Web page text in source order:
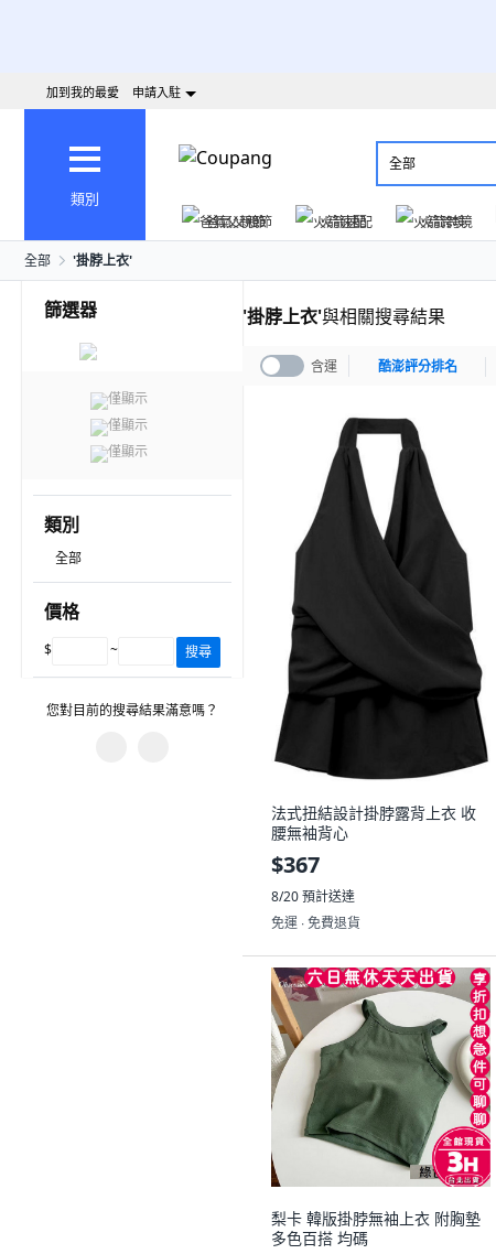
加到我的最愛 申請入駐
類別
全部
爸氣父親節
火箭速配 火箭跨境
全部 '掛脖上衣'
篩選器
僅顯示
僅顯示
僅顯示
類別
全部
價格
$ ~ 搜尋
您對目前的搜尋結果滿意嗎？
'掛脖上衣'與相關搜尋結果
含運 酷澎評分排名
法式扭結設計掛脖露背上衣 收
腰無袖背心
$367
8/20預計送達
免運 ∙ 免費退貨
梨卡 韓版掛脖無袖上衣 附胸墊
多色百搭 均碼